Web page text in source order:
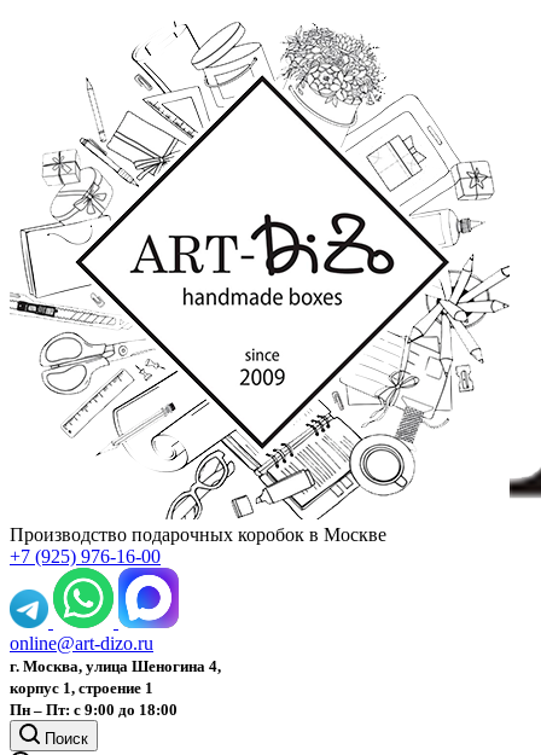
Производство подарочных коробок в Москве
+7 (925) 976-16-00
online@art-dizo.ru
г. Москва, улица Шеногина 4,
корпус 1, строение 1
Пн – Пт: с 9:00 до 18:00
Поиск